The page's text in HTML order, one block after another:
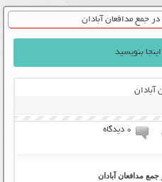
جمع مدافعان آبادان
آبادان
۰ دیدگاه
مدافعان آبادان